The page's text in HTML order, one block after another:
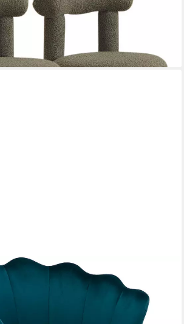
bei dir
Kunstfell Drehstuhl mit Rollen